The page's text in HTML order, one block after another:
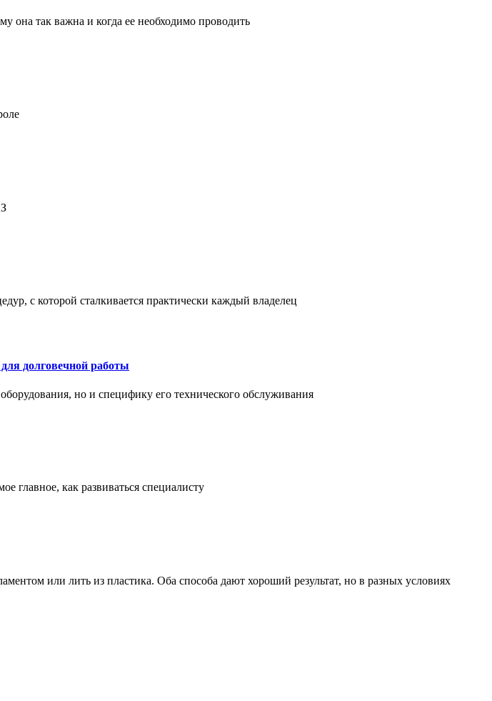
она так важна и когда ее необходимо проводить
с которой сталкивается практически каждый владелец
долговечной работы
но и специфику его технического обслуживания
главное, как развиваться специалисту
или лить из пластика. Оба способа дают хороший результат, но в разных условиях